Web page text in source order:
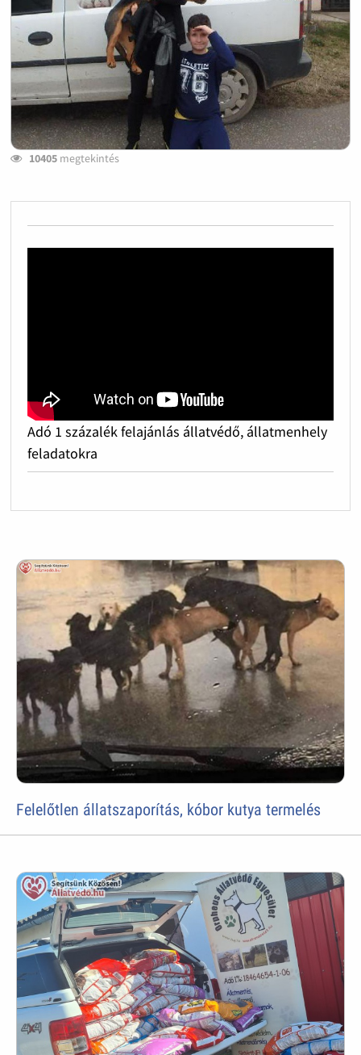
10405megtekintés
Adó 1 százalék felajánlás állatvédő, állatmenhely
feladatokra
Felelőtlen állatszaporítás, kóbor kutya termelés